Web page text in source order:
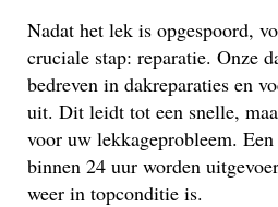
Nadat het lek is opgespoord,
cruciale stap: reparatie. Onze
bedreven in dakreparaties en
uit. Dit leidt tot een snelle,
voor uw lekkageprobleem.
binnen 24 uur worden
weer in topconditie is.